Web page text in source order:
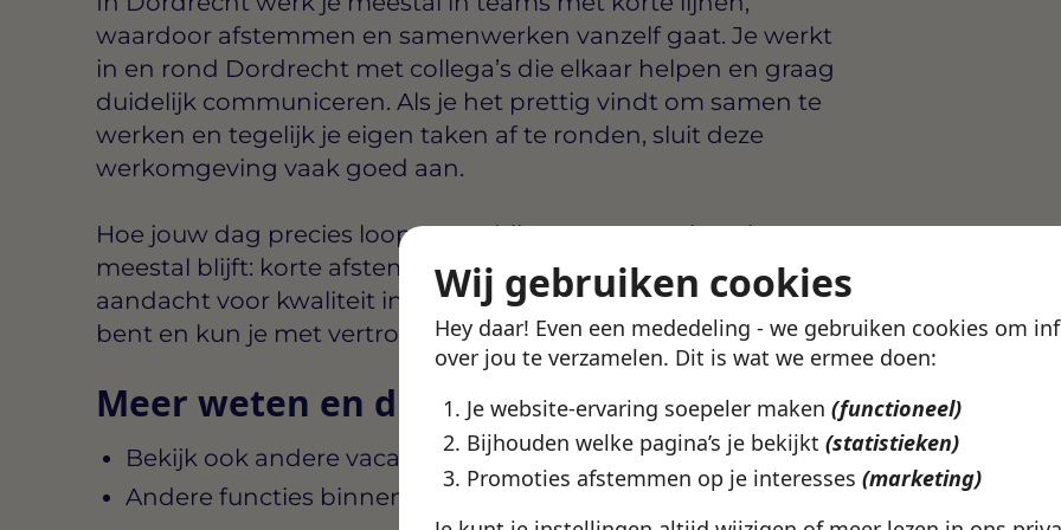
Wij gebruiken cookies
Hey daar! Even een mededeling - we gebruiken cookies om
over jou te verzamelen. Dit is wat we ermee doen:
Je website-ervaring soepeler maken (functioneel)
Bijhouden welke pagina’s je bekijkt (statistieken)
Promoties afstemmen op je interesses (marketing)
waardoor afstemmen en samenwerken vanzelf gaat. Je werkt
in en rond Dordrecht met collega’s die elkaar helpen en graag
duidelijk communiceren. Als je het prettig vindt om samen te
werken en tegelijk je eigen taken af te ronden, sluit deze
werkomgeving vaak goed aan.
Hoe jouw dag precies loopt, verschilt per team en locatie. Wat
meestal blijft: korte afstemming, duidelijke afspraken en
aandacht voor kwaliteit in het werk. Zo weet je waar je aan toe
bent en kun je met vertrouwen doorpakken.
Meer weten en direct starten
Bekijk ook andere vacatures in Dordrecht
Andere functies binnen Swipe4Work